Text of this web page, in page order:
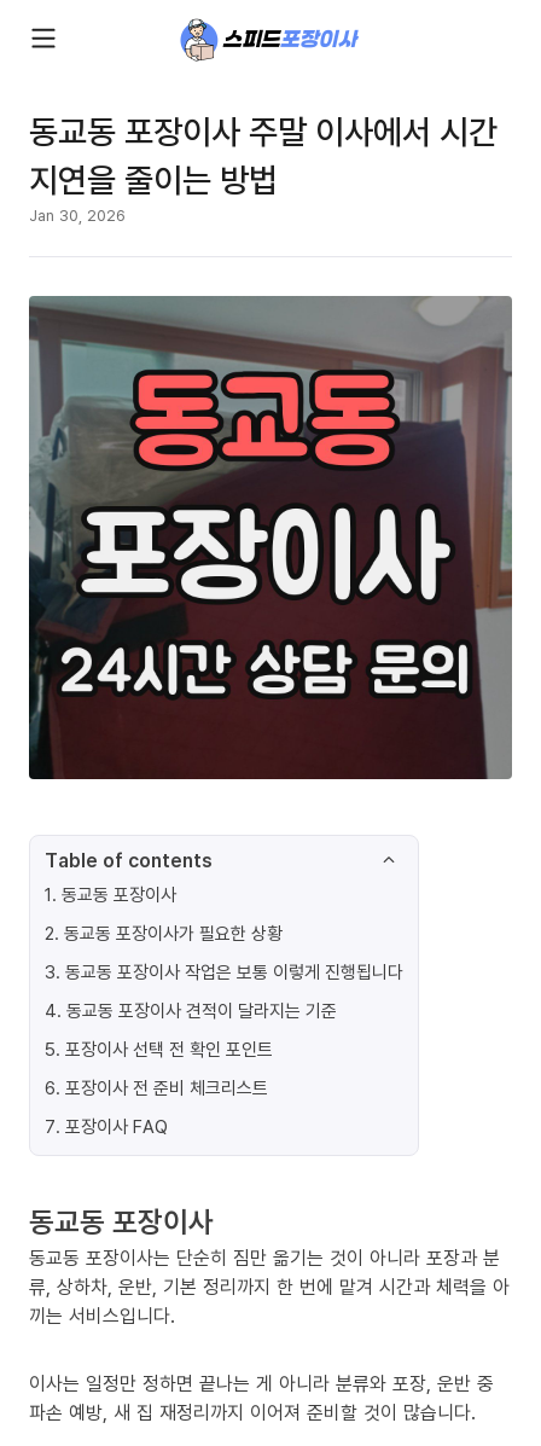
동교동 포장이사 주말 이사에서 시간
지연을 줄이는 방법
Jan 30, 2026
Table of contents
1. 동교동 포장이사
2. 동교동 포장이사가 필요한 상황
3. 동교동 포장이사 작업은 보통 이렇게 진행됩니다
4. 동교동 포장이사 견적이 달라지는 기준
5. 포장이사 선택 전 확인 포인트
6. 포장이사 전 준비 체크리스트
7. 포장이사 FAQ
동교동 포장이사
동교동 포장이사는 단순히 짐만 옮기는 것이 아니라 포장과 분
류, 상하차, 운반, 기본 정리까지 한 번에 맡겨 시간과 체력을 아
끼는 서비스입니다.
이사는 일정만 정하면 끝나는 게 아니라 분류와 포장, 운반 중
파손 예방, 새 집 재정리까지 이어져 준비할 것이 많습니다.